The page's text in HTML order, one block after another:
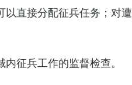
直接分配征兵任务；对遭
征兵工作的监督检查。